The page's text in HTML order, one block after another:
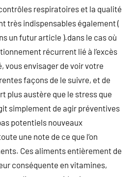
respiratoires et la qualité
très indispensables également (
un futur article ).dans le cas où
récurrent lié à l’excès
vous envisager de voir votre
façons de le suivre, et de
plus austère que le stress que
simplement de agir préventives
potentiels nouveaux
une note de ce que l’on
Ces aliments entièrement de
conséquente en vitamines,